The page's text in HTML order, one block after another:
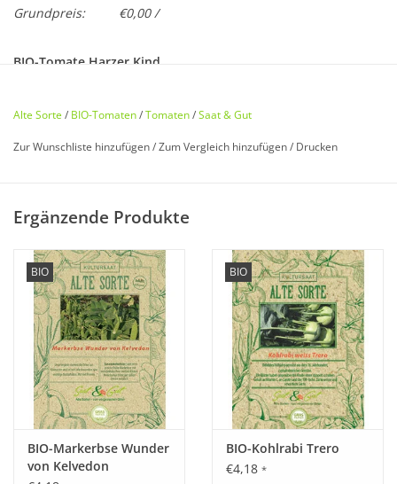
Grundpreis:
€0,00 /
BIO-Tomate Harzer Kind
Historisches Saatgut von Saat & Gut
Entdecken Sie unsere seltene historische Tomatewieder, die
fast in Vergessenheit geraten ist!
Historische undselteneostdeutscheKult-Tomatensorte, in
Quedlinburg gezüchtet.Saftig weichesFruchtfleisch,
platzfestund schmecktfruchtig süß-säuerlich.
Alte Sorte / BIO-Tomaten/Tomaten/Saat & Gut
Zur Wunschliste hinzufügen/Zum Vergleich hinzufügen/ Drucken
Ergänzende Produkte
BIO
BIO-Markerbse Wunder
von Kelvedon
BIO
BIO-Kohlrabi Trero
€4,18 *